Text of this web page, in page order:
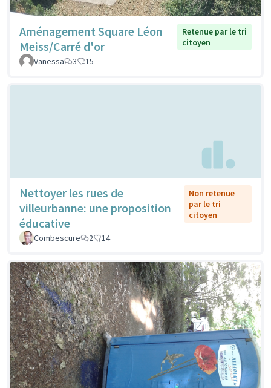
Aménagement Square Léon
Meiss/Carré d'or
Retenue par le tri
citoyen
Vanessa
3 15
Nettoyer les rues de
villeurbanne: une proposition
éducative
Non retenue
par le tri
citoyen
Combescure 2 14